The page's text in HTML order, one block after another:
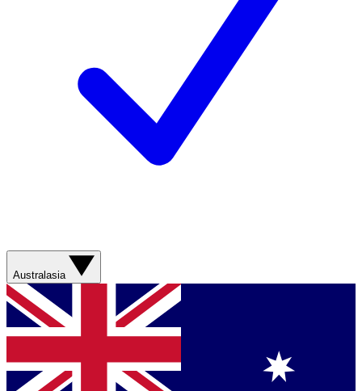
Australasia